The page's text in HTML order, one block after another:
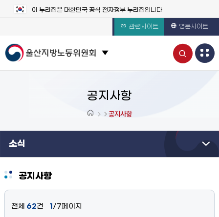
이 누리집은 대한민국 공식 전자정부 누리집입니다.
관련사이트 영문사이트
관련 사이트 목록 보기
통
합
열
공지사항
공지사항
소식
공지사항
전체 62건 1 /7페이지